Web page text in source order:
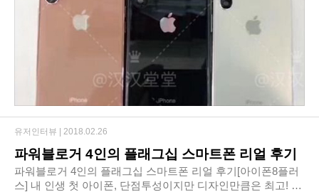
파워블로거 4인의 플래그십 스마트폰 리얼 후기
파워블로거 4인의 플래그십 스마트폰 리얼 후기[아이폰8플러
스] 내 인생 첫 아이폰, 단점투성이지만 디자인만큼은 최고! ■
유저인터뷰 | 2018.02.26